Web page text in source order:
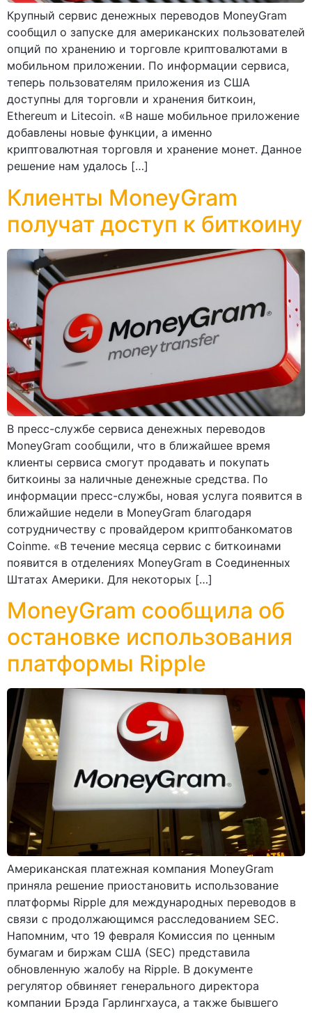
Крупный сервис денежных переводов MoneyGram
сообщил о запуске для американских пользователей
опций по хранению и торговле криптовалютами в
мобильном приложении. По информации сервиса,
теперь пользователям приложения из США
доступны для торговли и хранения биткоин,
Ethereum и Litecoin. «В наше мобильное приложение
добавлены новые функции, а именно
криптовалютная торговля и хранение монет. Данное
решение нам удалось […]
Клиенты MoneyGram
получат доступ к биткоину
В пресс-службе сервиса денежных переводов
MoneyGram сообщили, что в ближайшее время
клиенты сервиса смогут продавать и покупать
биткоины за наличные денежные средства. По
информации пресс-службы, новая услуга появится в
ближайшие недели в MoneyGram благодаря
сотрудничеству с провайдером криптобанкоматов
Coinme. «В течение месяца сервис с биткоинами
появится в отделениях MoneyGram в Соединенных
Штатах Америки. Для некоторых […]
MoneyGram сообщила об
остановке использования
платформы Ripple
Американская платежная компания MoneyGram
приняла решение приостановить использование
платформы Ripple для международных переводов в
связи с продолжающимся расследованием SEC.
Напомним, что 19 февраля Комиссия по ценным
бумагам и биржам США (SEC) представила
обновленную жалобу на Ripple. В документе
регулятор обвиняет генерального директора
компании Брэда Гарлингхауса, а также бывшего